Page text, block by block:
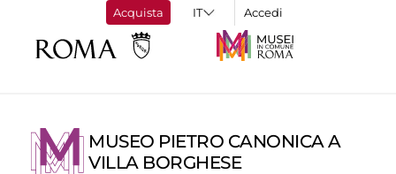
Acquista Accedi
MUSEO PIETRO CANONICA A
VILLA BORGHESE